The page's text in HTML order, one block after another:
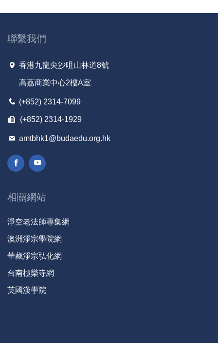
聯繫我們
香港九龍尖沙咀山林道8號
高荔商業中心2樓A室
(+852) 2314-7099
(+852) 2314-1929
amtbhk1@budaedu.org.hk
相關網站
淨空老法師專集網
澳洲淨宗學院網
華藏淨宗弘化網
台南極樂寺網
英國漢學院